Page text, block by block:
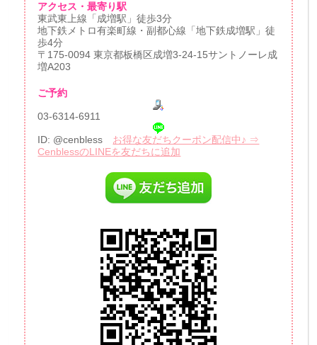
アクセス・最寄り駅
東武東上線「成増駅」徒歩3分
地下鉄メトロ有楽町線・副都心線「地下鉄成増駅」徒
歩4分
〒175-0094 東京都板橋区成増3-24-15サントノーレ成
増A203
ご予約
03-6314-6911
ID: @cenbless お得な友だちクーポン配信中♪ ⇒
CenblessのLINEを友だちに追加